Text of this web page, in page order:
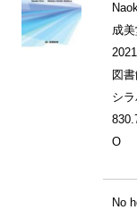
成
図
シ
O
No